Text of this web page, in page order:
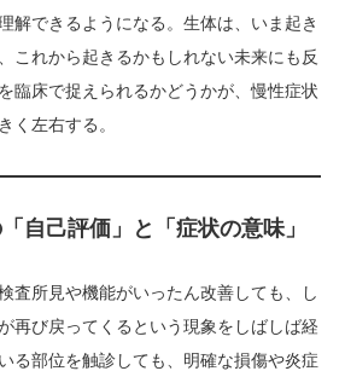
解できるようになる。生体は、いま起き
これから起きるかもしれない未来にも反
臨床で捉えられるかどうかが、慢性症状
く左右する。
自己評価」と「症状の意味」
査所見や機能がいったん改善しても、し
再び戻ってくるという現象をしばしば経
る部位を触診しても、明確な損傷や炎症